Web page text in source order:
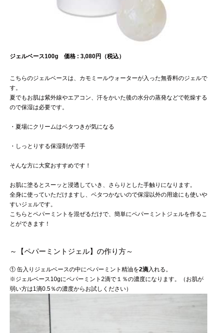
ジェルベース100g 価格 : 3,080円（税込）
こちらのジェルベースは、カモミールウォーターが入った無香料のジェルで
す。
夏でもお肌は紫外線やエアコン、汗をかいた後の水分の蒸発などで乾燥する
ので保湿は必要です。
・夏場にクリームはベタつきが気になる
・しっとりする保湿剤が苦手
そんな方に大変おすすめです！
お肌に塗るとスーッと浸透していき、さらりとした手触りになります。
全身に使っていただけますし、ベタつかないので保湿以外の用途にも使いや
すいジェルです。
こちらとペパーミントを混ぜるだけで、簡単にペパーミントジェルを作るこ
とができます！
～【ペパーミントジェル】の作り方～
① 缶入りジェルベースの中にペパーミント精油を2滴入れる。
※ジェルベース10gにペパーミント2滴で１％の濃度になります。（お肌が
弱い方は1滴0.5％の濃度からお試しください）